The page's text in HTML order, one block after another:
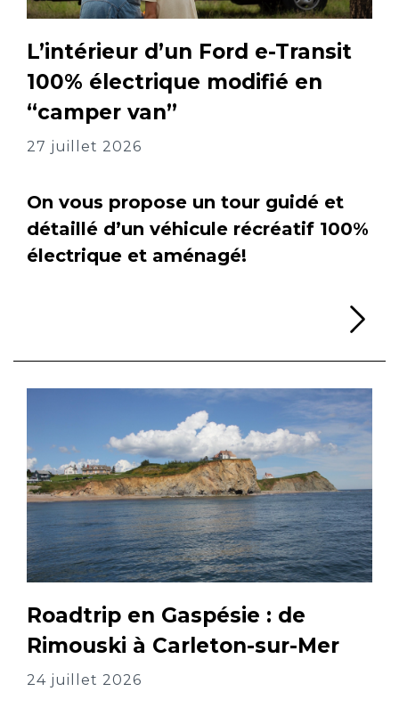
L’intérieur d’un Ford e-Transit
100% électrique modifié en
“camper van”
27 juillet 2026
On vous propose un tour guidé et
détaillé d’un véhicule récréatif 100%
électrique et aménagé!
Roadtrip en Gaspésie : de
Rimouski à Carleton-sur-Mer
24 juillet 2026